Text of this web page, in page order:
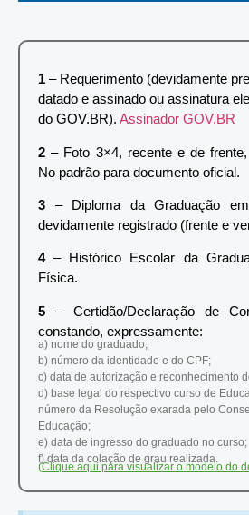
1 – Requerimento (devidamente
datado e assinado ou assinatura
do GOV.BR). Assinador GOV.BR
2 – Foto 3×4, recente e de
No padrão para documento oficial.
3 – Diploma da Graduação
devidamente registrado (frente e
4– Histórico Escolar da
Física.
5 – Certidão/Declaração de
constando, expressamente:
a) nome do graduado;
b) número da identidade e do CPF;
c) data de autorização e reconhecimento
d) base legal do respectivo curso de
número da Resolução exarada pelo
Educação;
e) data de ingresso do graduado no curso;
f) data da colação de grau realizada.
(Clique aqui para visualizar o modelo do